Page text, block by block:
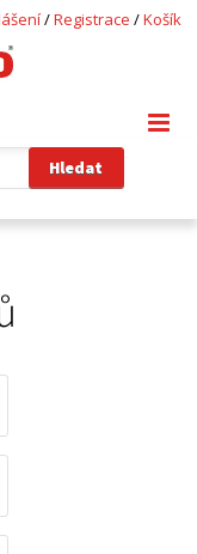
Košík
/
Registrace
/